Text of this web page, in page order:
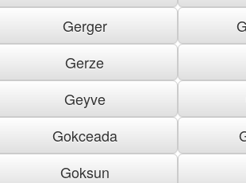
Gerger
Gerze
Geyve
Gokceada
Goksun